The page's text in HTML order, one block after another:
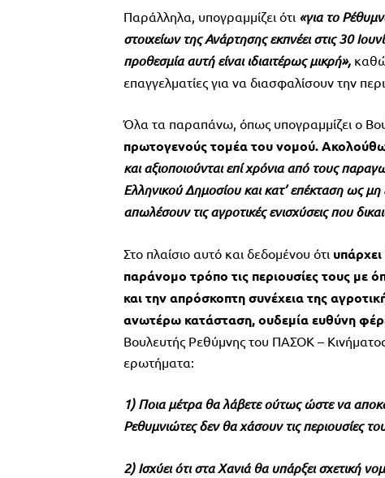
Παράλληλα, υπογραμμίζει ότι «για το
στοιχείων της Ανάρτησης εκπνέει στις 30
προθεσμία αυτή είναι ιδιαιτέρως μικρή»,
επαγγελματίες για να διασφαλίσουν την
Όλα τα παραπάνω, όπως υπογραμμίζει ο
πρωτογενούς τομέα του νομού.
και αξιοποιούνται επί χρόνια από τους
Ελληνικού Δημοσίου και κατ’ επέκτασηως μη
απωλέσουν τις αγροτικές ενισχύσεις που
Στο πλαίσιο αυτό και δεδομένου ότι
παράνομο τρόπο τις περιουσίες τους με
και την απρόσκοπτη συνέχεια της
ανωτέρω κατάσταση, ουδεμία ευθύνη
Βουλευτής Ρεθύμνης του ΠΑΣΟΚ –
ερωτήματα:
1) Ποια μέτρα θα λάβετε ούτως ώστε να
Ρεθυμνιώτες δεν θα χάσουν τις περιουσίες
2) Ισχύει ότι στα Χανιά θα υπάρξει σχετική